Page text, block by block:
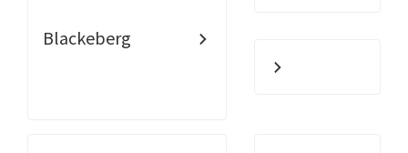
Blackeberg